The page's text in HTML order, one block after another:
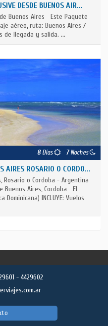
DESDE BUENOS AIR...
Buenos Aires Este Paquete
aéreo, ruta: Buenos Aires /
de llegada y salida. ...
8Días 7Noches
AIRES ROSARIO O CORDO...
Rosario o Cordoba - Argentina
Buenos Aires, Cordoba El
INCLUYE: Vuelos
- 4429602